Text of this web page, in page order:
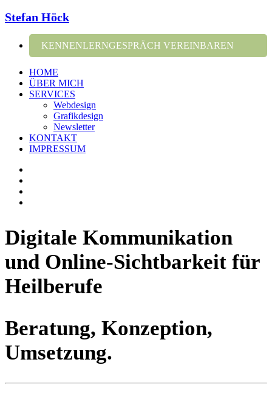
Stefan Höck
KENNENLERNGESPRÄCH VEREINBAREN
HOME
ÜBER MICH
SERVICES
Webdesign
Grafikdesign
Newsletter
KONTAKT
IMPRESSUM
Digitale Kommunikation
und Online-Sichtbarkeit für
Heilberufe
Beratung, Konzeption,
Umsetzung.